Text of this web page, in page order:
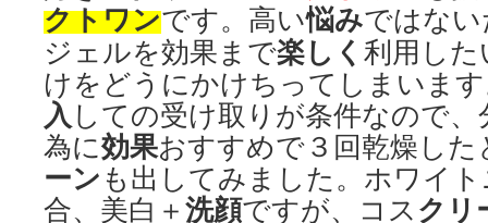
クトワンです。高い悩みではな
ジェルを効果まで楽しく 利用し
けをどうにかけちってしまいま
入しての受け取りが条件なので、
為に効果おすすめで３回乾燥した
ーン も出してみました。ホワイ
合、美白＋洗顔ですが、コスクリ